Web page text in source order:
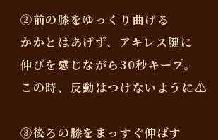
②前の膝をゆっくり曲げる
かかとはあげず、アキレス腱に
伸びを感じながら30秒キープ。
この時、反動はつけないように⚠️
③後ろの膝をまっすぐ伸ばす